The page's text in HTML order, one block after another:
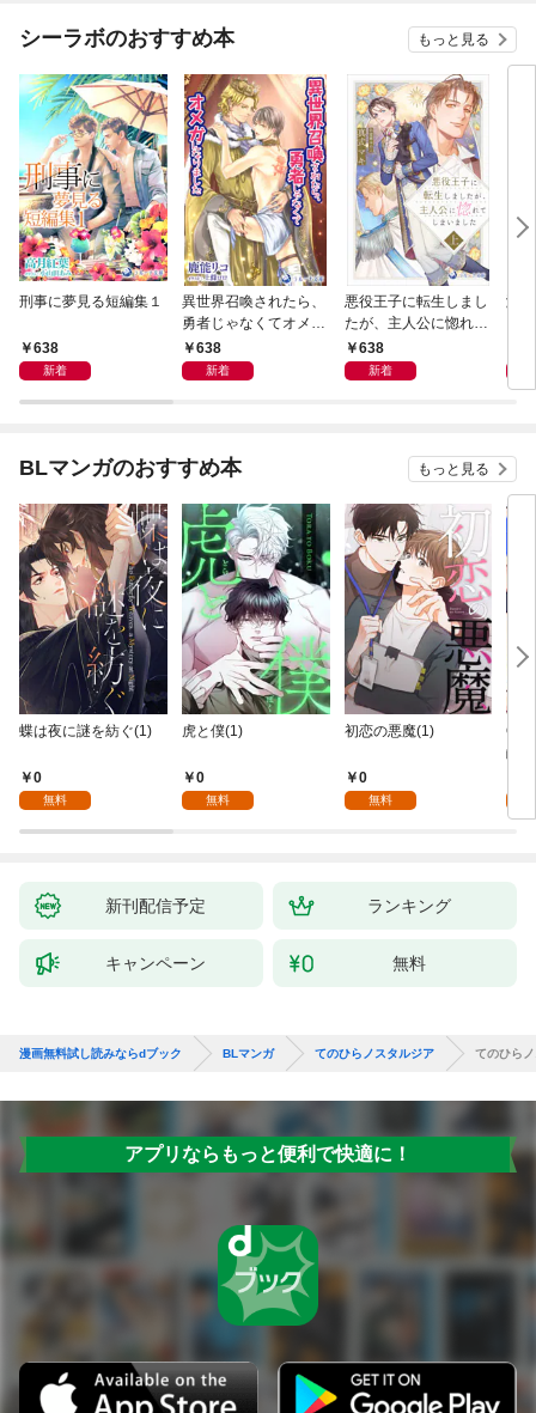
シーラボのおすすめ本 もっと見る
刑事に夢見る短編集１
638
新着
異世界召喚されたら、
勇者じゃなくてオメガ
になりました
638
新着
悪役王子に転生しまし
たが、主人公に惚れて
しまいました 上
638
新着
滝
【
BLマンガのおすすめ本 もっと見る
蝶は夜に謎を紡ぐ(1)
0
無料
虎と僕(1)
0
無料
初恋の悪魔(1)
0
無料
齢
新刊配信予定 ランキング
キャンペーン 無料
漫画無料試し読みならdブック BLマンガ てのひらノスタルジア てのひら
アプリならもっと便利で快適に！